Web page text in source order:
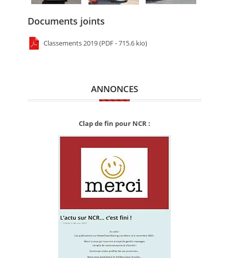
Documents joints
Classements 2019 (PDF - 715.6 kio)
ANNONCES
Clap de fin pour NCR :